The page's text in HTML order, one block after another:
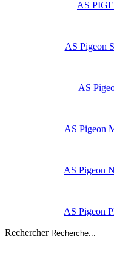
AS
AS Pigeon
AS
AS Pigeon
AS Pigeon
AS Pigeon
Rechercher